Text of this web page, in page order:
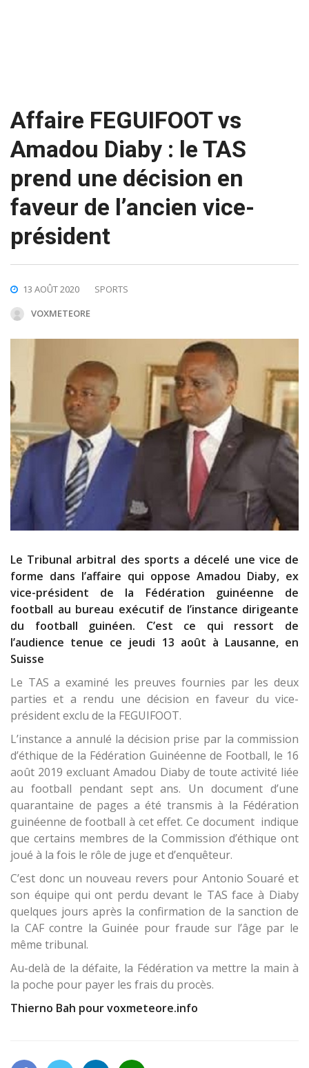
Affaire FEGUIFOOT vs
Amadou Diaby : le TAS
prend une décision en
faveur de l’ancien vice-
président
13 AOÛT 2020
SPORTS
VOXMETEORE
Le Tribunal arbitral des sports a décelé une vice de
forme dans l’affaire qui oppose Amadou Diaby, ex
vice-président de la Fédération guinéenne de
football au bureau exécutif de l’instance dirigeante
du football guinéen. C’est ce qui ressort de
l’audience tenue ce jeudi 13 août à Lausanne, en
Suisse
Le TAS a examiné les preuves fournies par les deux
parties et a rendu une décision en faveur du vice-
président exclu de la FEGUIFOOT.
L’instance a annulé la décision prise par la commission
d’éthique de la Fédération Guinéenne de Football, le 16
août 2019 excluant Amadou Diaby de toute activité liée
au football pendant sept ans. Un document d’une
quarantaine de pages a été transmis à la Fédération
guinéenne de football à cet effet. Ce document indique
que certains membres de la Commission d’éthique ont
joué à la fois le rôle de juge et d’enquêteur.
C’est donc un nouveau revers pour Antonio Souaré et
son équipe qui ont perdu devant le TAS face à Diaby
quelques jours après la confirmation de la sanction de
la CAF contre la Guinée pour fraude sur l’âge par le
même tribunal.
Au-delà de la défaite, la Fédération va mettre la main à
la poche pour payer les frais du procès.
Thierno Bah pour voxmeteore.info